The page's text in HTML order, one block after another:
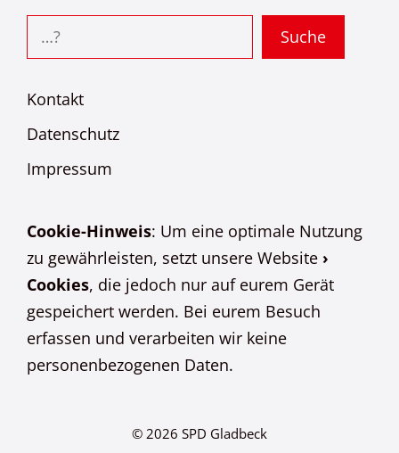
Suchen Suche
Kontakt
Datenschutz
Impressum
Cookie-Hinweis: Um eine optimale Nutzung
zu gewährleisten, setzt unsere Website ›
Cookies, die jedoch nur auf eurem Gerät
gespeichert werden. Bei eurem Besuch
erfassen und verarbeiten wir keine
personenbezogenen Daten.
© 2026 SPD Gladbeck